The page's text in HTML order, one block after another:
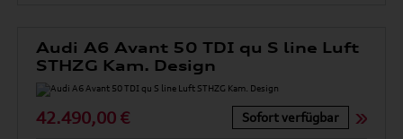
Audi A6 Avant 50 TDI qu S line Luft
STHZG Kam. Design
42.490,00 € Sofort verfügbar